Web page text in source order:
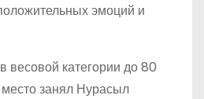
эмоций и
весовой категории до 80
занял Нурасыл